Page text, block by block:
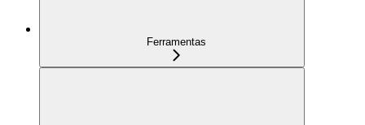
Ferramentas